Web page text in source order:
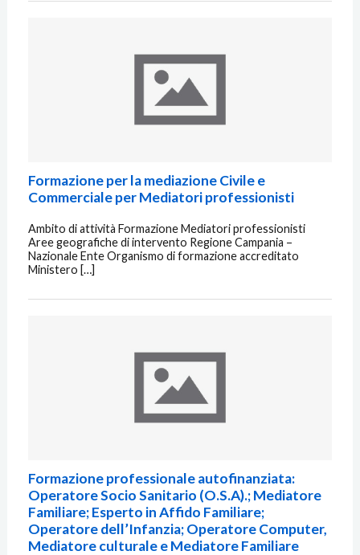
Formazione per la mediazione Civile e
Commerciale per Mediatori professionisti
Ambito di attività Formazione Mediatori professionisti
Aree geografiche di intervento Regione Campania –
Nazionale Ente Organismo di formazione accreditato
Ministero […]
Formazione professionale autofinanziata:
Operatore Socio Sanitario (O.S.A).; Mediatore
Familiare; Esperto in Affido Familiare;
Operatore dell’Infanzia; Operatore Computer,
Mediatore culturale e Mediatore Familiare